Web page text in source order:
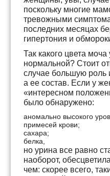
поскольку многие
тревожными
последних месяцах
гипертония и
Так какого цвета
нормальной? Стоит
случае большую роль
а ее состав. Если у
«интересном
было обнаружено:
аномально высокого
примесей крови;
сахара;
белка,
но урина все равно
наоборот,
чем: скорее всего,